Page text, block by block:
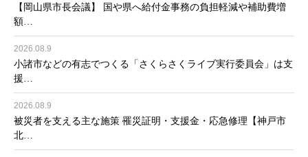
【岡山県市長会議】 国や県へ給付金事務の負担軽減や補助費増
額…
2026.08.9
小諸市などの有志でつくる「さくらさくライブ実行委員会」は支
援…
2026.08.9
被災者を支える主な施策 罹災証明・支援金・応急修理【神戸市
北…